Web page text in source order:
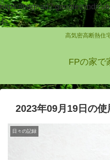
https://
.js
高気密高断熱住
FPの家で
2023年09月19日の
日々の記録